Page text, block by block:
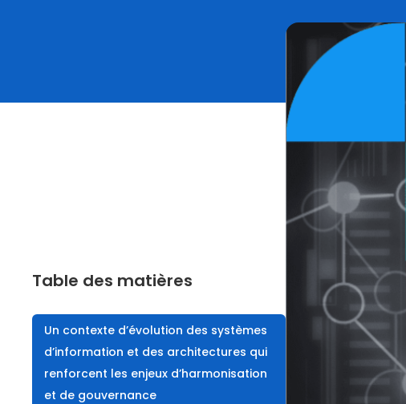
Table des matières
Un contexte d’évolution des systèmes
d’information et des architectures qui
renforcent les enjeux d’harmonisation
et de gouvernance